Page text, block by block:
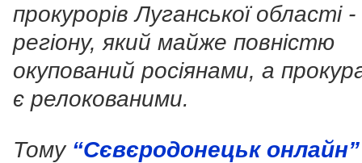
прокурорів Луганської області -
регіону, який майже повністю
окупований росіянами, а
є релокованими.
Тому “Сєвєродонецьк онлайн”